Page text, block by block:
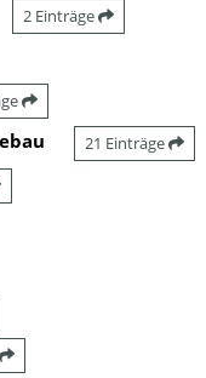
2 Einträge
21 Einträge